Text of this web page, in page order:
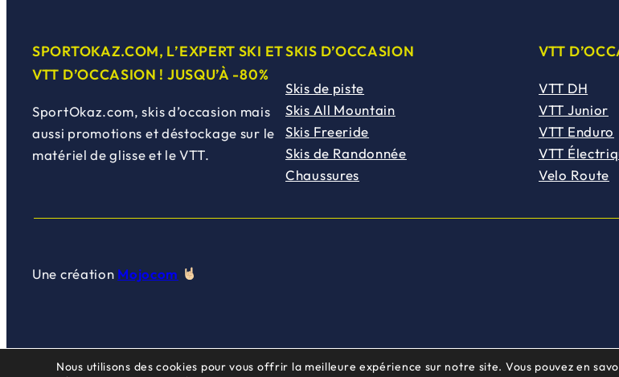
SPORTOKAZ.COM, L’EXPERT SKI ET
VTT D’OCCASION ! JUSQU’À -80%
SportOkaz.com, skis d’occasion mais
aussi promotions et déstockage sur le
matériel de glisse et le VTT.
SKIS D’OCCASION
Skis de piste
Skis All Mountain
Skis Freeride
Skis de Randonnée
Chaussures
VTT
VTT DH
VTT Junior
VTT Enduro
VTT
Velo Route
Une création Mojocom
Nous utilisons des cookies pour vous offrir la meilleure expérience sur notre site. Vous pouvez en